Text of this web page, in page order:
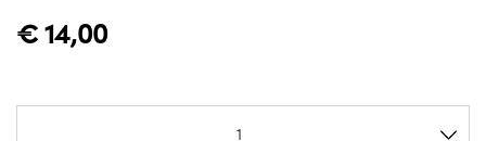
€14,00